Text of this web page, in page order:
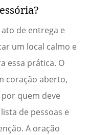
de entrega e
um local calmo e
essa prática. O
coração aberto,
quem deve
de pessoas e
A oração